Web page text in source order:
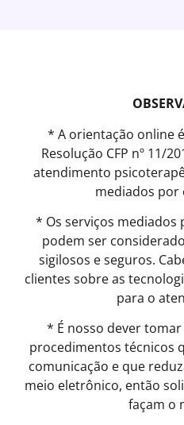
* A orientação online
Resolução CFP nº 11/
atendimento
mediados
* Os serviços
podem ser
sigilosos e seguros.
clientes sobre as
para o
* É nosso dever
procedimentos técnicos
comunicação e que
meio eletrônico, então
façam o